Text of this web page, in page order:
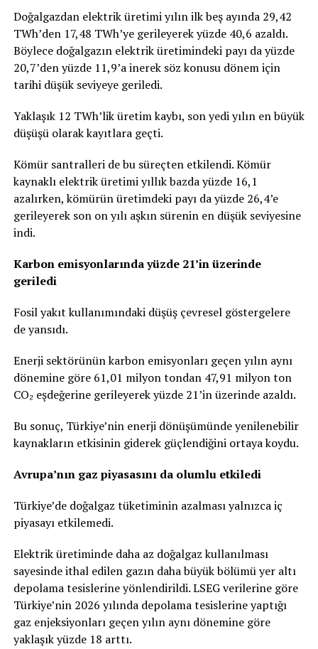
Doğalgazdan elektrik üretimi yılın ilk beş ayında 29,42
TWh’den 17,48 TWh’ye gerileyerek yüzde 40,6 azaldı.
Böylece doğalgazın elektrik üretimindeki payı da yüzde
20,7’den yüzde 11,9’a inerek söz konusu dönem için
tarihi düşük seviyeye geriledi.
Yaklaşık 12 TWh’lik üretim kaybı, son yedi yılın en büyük
düşüşü olarak kayıtlara geçti.
Kömür santralleri de bu süreçten etkilendi. Kömür
kaynaklı elektrik üretimi yıllık bazda yüzde 16,1
azalırken, kömürün üretimdeki payı da yüzde 26,4’e
gerileyerek son on yılı aşkın sürenin en düşük seviyesine
indi.
Karbon emisyonlarında yüzde 21’in üzerinde
geriledi
Fosil yakıt kullanımındaki düşüş çevresel göstergelere
de yansıdı.
Enerji sektörünün karbon emisyonları geçen yılın aynı
dönemine göre 61,01 milyon tondan 47,91 milyon ton
CO₂ eşdeğerine gerileyerek yüzde 21’in üzerinde azaldı.
Bu sonuç, Türkiye’nin enerji dönüşümünde yenilenebilir
kaynakların etkisinin giderek güçlendiğini ortaya koydu.
Avrupa’nın gaz piyasasını da olumlu etkiledi
Türkiye’de doğalgaz tüketiminin azalması yalnızca iç
piyasayı etkilemedi.
Elektrik üretiminde daha az doğalgaz kullanılması
sayesinde ithal edilen gazın daha büyük bölümü yer altı
depolama tesislerine yönlendirildi. LSEG verilerine göre
Türkiye’nin 2026 yılında depolama tesislerine yaptığı
gaz enjeksiyonları geçen yılın aynı dönemine göre
yaklaşık yüzde 18 arttı.